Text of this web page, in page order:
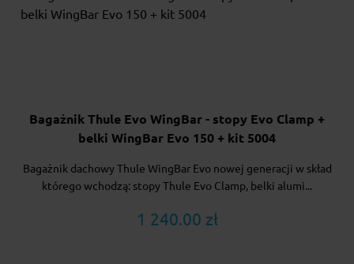
Bagażnik Thule Evo WingBar - stopy Evo Clamp +
belki WingBar Evo 150 + kit 5004
Bagażnik dachowy Thule WingBar Evo nowej generacji w skład
którego wchodzą: stopy Thule Evo Clamp, belki alumi...
1 240.00 zł